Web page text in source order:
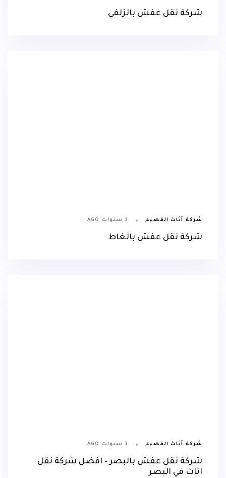
شركة نقل عفش بالزلفي
شركة أثاث القصيم 3 سنوات AGO
شركة نقل عفش بالغاط
شركة أثاث القصيم 3 سنوات AGO
شركة نقل عفش بالبصر – افضل شركة نقل
اثاث في البصر